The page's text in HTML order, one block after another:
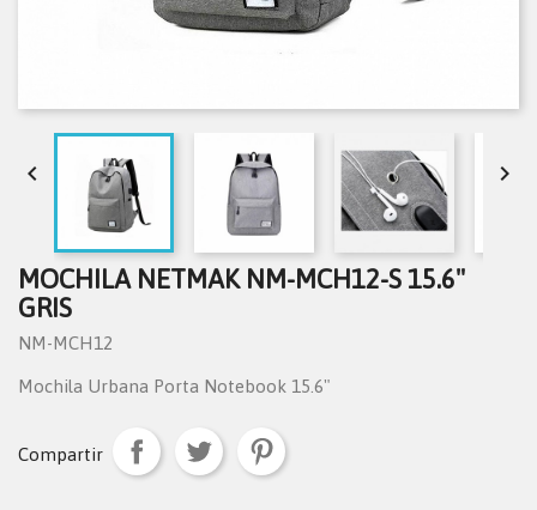
 
MOCHILA NETMAK NM-MCH12-S 15.6"
GRIS
NM-MCH12
Mochila Urbana Porta Notebook 15.6"
Compartir